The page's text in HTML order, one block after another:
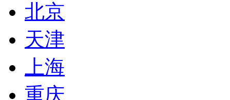
北京
天津
上海
重庆